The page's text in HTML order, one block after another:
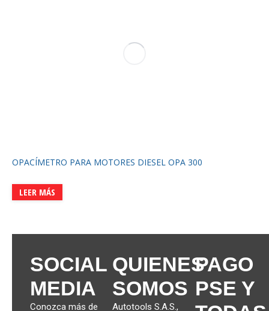
OPACÍMETRO PARA MOTORES DIESEL OPA 300
LEER MÁS
SOCIAL
MEDIA
Conozca más de
QUIENES
SOMOS
Autotools S.A.S.,
PAGO
PSE Y